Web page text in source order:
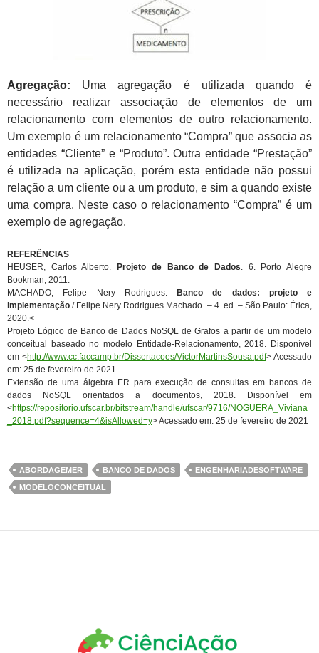
Agregação: Uma agregação é utilizada quando é
necessário realizar associação de elementos de um
relacionamento com elementos de outro relacionamento.
Um exemplo é um relacionamento “Compra” que associa as
entidades “Cliente” e “Produto”. Outra entidade “Prestação”
é utilizada na aplicação, porém esta entidade não possui
relação a um cliente ou a um produto, e sim a quando existe
uma compra. Neste caso o relacionamento “Compra” é um
exemplo de agregação.
REFERÊNCIAS
HEUSER, Carlos Alberto.
Projeto de Banco de Dados. 6. Porto Alegre
Bookman, 2011.
MACHADO, Felipe Nery Rodrigues.
Banco de dados: projeto e
implementação / Felipe Nery Rodrigues Machado. – 4. ed. – São Paulo: Érica,
2020.<
Projeto Lógico de Banco de Dados NoSQL de Grafos a partir de um modelo
conceitual baseado no modelo Entidade-Relacionamento, 2018. Disponível
em <http://www.cc.faccamp.br/Dissertacoes/VictorMartinsSousa.pdf> Acessado
em: 25 de fevereiro de 2021.
Extensão de uma álgebra ER para execução de consultas em bancos de
dados NoSQL orientados a documentos, 2018. Disponível em
<https://repositorio.ufscar.br/bitstream/handle/ufscar/9716/NOGUERA_Viviana
_2018.pdf?sequence=4&isAllowed=y> Acessado em: 25 de fevereiro de 2021
ABORDAGEMER BANCO DE DADOS
ENGENHARIADESOFTWARE
MODELOCONCEITUAL